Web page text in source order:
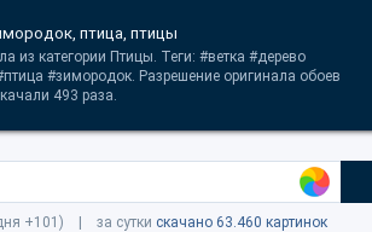
птица, птицы
из категории Птицы. Теги: #ветка #дерево
#зимородок. Разрешение оригинала обоев
493 раза.
+101) | за сутки скачано 63.460 картинок